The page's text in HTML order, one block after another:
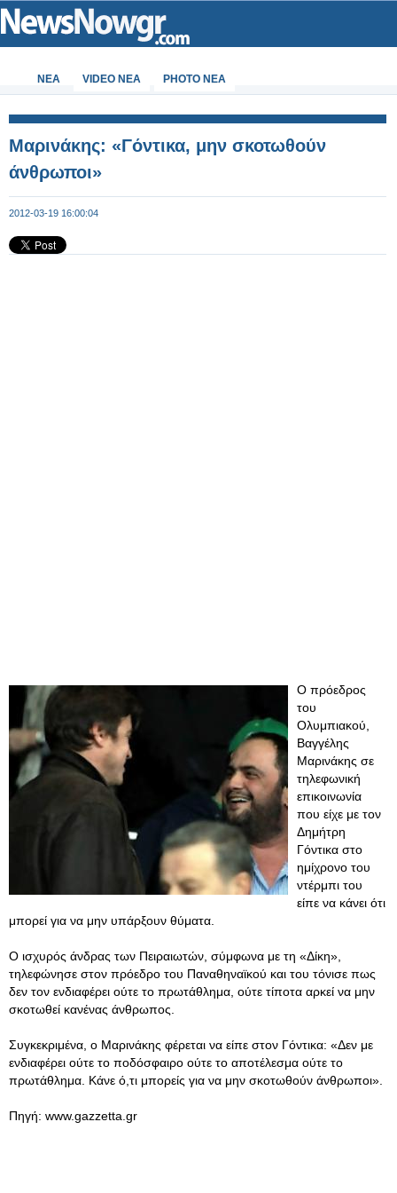
ΝΕΑ VIDEO NEA PHOTO NEA
Μαρινάκης: «Γόντικα, μην σκοτωθούν
άνθρωποι»
2012-03-19 16:00:04
Ο πρόεδρος
του
Ολυμπιακού,
Βαγγέλης
Μαρινάκης σε
τηλεφωνική
επικοινωνία
που είχε με τον
Δημήτρη
Γόντικα στο
ημίχρονο του
ντέρμπι του
είπε να κάνει ότι
μπορεί για να μην υπάρξουν θύματα.
Ο ισχυρός άνδρας των Πειραιωτών, σύμφωνα με τη «Δίκη»,
τηλεφώνησε στον πρόεδρο του Παναθηναϊκού και του τόνισε πως
δεν τον ενδιαφέρει ούτε το πρωτάθλημα, ούτε τίποτα αρκεί να μην
σκοτωθεί κανένας άνθρωπος.
Συγκεκριμένα, ο Μαρινάκης φέρεται να είπε στον Γόντικα: «Δεν με
ενδιαφέρει ούτε το ποδόσφαιρο ούτε το αποτέλεσμα ούτε το
πρωτάθλημα. Κάνε ό,τι μπορείς για να μην σκοτωθούν άνθρωποι».
Πηγή: www.gazzetta.gr